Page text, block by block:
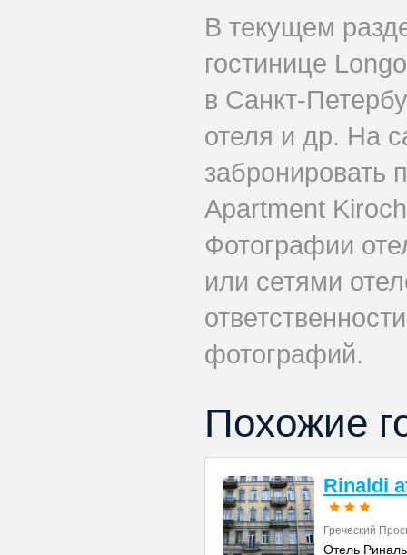
В текущем
гостинице
в Санкт-
отеля и др. На
забронировать
Apartment
Фотографии
или сетями
фотографий.
Похожие
Rinaldi
Греческий
Отель